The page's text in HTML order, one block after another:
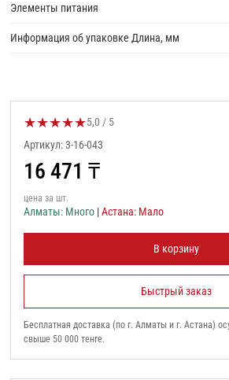
Элементы питания
Информация об упаковке Длина, мм
★★★★★Оценка товара:
5,0 / 5
Артикул: 3-16-043
16 471 ₸
цена за шт.
Алматы: Много |Астана: Мало
В корзину
Быстрый заказ
Бесплатная доставка (по г. Алматы и г. Астана)
свыше 50 000 тенге.